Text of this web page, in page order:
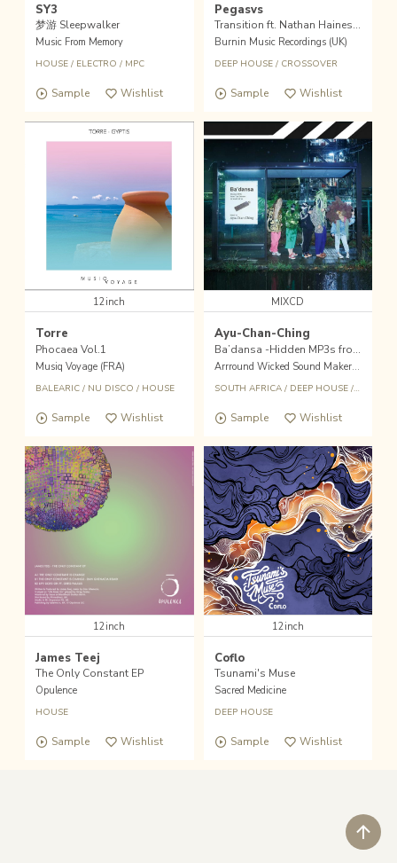
SY3
梦游 Sleepwalker
Music From Memory
HOUSE/ ELECTRO / MPC
Sample Wishlist
Pegasvs
Transition ft. Nathan Haines + Laroye remix
Burnin Music Recordings (UK)
DEEP HOUSE/ CROSSOVER
Sample Wishlist
12inch
Torre
Phocaea Vol.1
Musiq Voyage (FRA)
BALEARIC/ NU DISCO / HOUSE
Sample Wishlist
MIXCD
Ayu-Chan-Ching
Ba’dansa -Hidden MP3s from Taxi Drivers in South Africa-
Arrround Wicked Sound Maker (JPN)
SOUTH AFRICA/ DEEP HOUSE/ MIX-CD
Sample Wishlist
12inch
James Teej
The Only Constant EP
Opulence
HOUSE
Sample Wishlist
12inch
Coflo
Tsunami's Muse
Sacred Medicine
DEEP HOUSE
Sample Wishlist